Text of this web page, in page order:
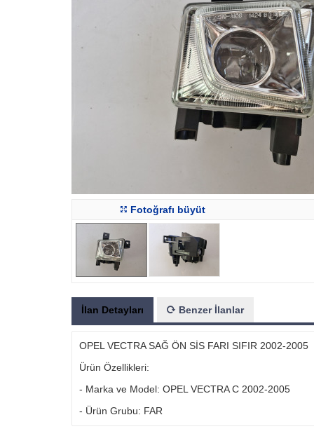
Fotoğrafı büyüt
İlan Detayları Benzer İlanlar
OPEL VECTRA SAĞ ÖN SİS FARI SIFIR 2002-2005
Ürün Özellikleri:
- Marka ve Model: OPEL VECTRA C 2002-2005
- Ürün Grubu: FAR